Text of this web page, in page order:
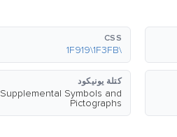
CSS
\1F919\1F3FB
كتلة يونيكود
Supplemental Symbols and
Pictographs